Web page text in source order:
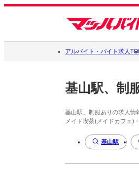
アルバイト・バイト求人
基山駅、制
基山駅、制服ありの求人情
メイド喫茶(メイドカフェ)
基山駅